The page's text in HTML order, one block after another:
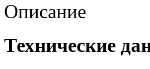
Описание
Технические